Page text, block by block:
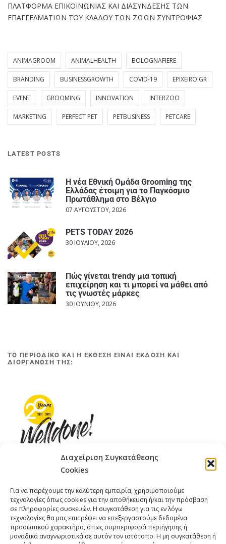
Διαχείριση Συγκατάθεσης
Cookies
Για να παρέχουμε την καλύτερη εμπειρία, χρησιμοποιούμε
τεχνολογίες όπως cookies για την αποθήκευση ή/και την πρόσβαση
σε πληροφορίες συσκευών. Η συγκατάθεση για τις εν λόγω
τεχνολογίες θα μας επιτρέψει να επεξεργαστούμε δεδομένα
προσωπικού χαρακτήρα, όπως συμπεριφορά περιήγησης ή
μοναδικά αναγνωριστικά σε αυτόν τον ιστότοπο. Η μη συγκατάθεση ή
ΠΛΑΤΦΟΡΜΑ ΕΠΙΚΟΙΝΩΝΙΑΣ ΚΑΙ ΔΙΑΣΥΝΔΕΣΗΣ ΤΩΝ
ΕΠΑΓΓΕΛΜΑΤΙΩΝ ΤΟΥ ΚΛΑΔΟΥ ΤΩΝ ΖΩΩΝ ΣΥΝΤΡΟΦΙΑΣ
ANIMAGROOM ANIMALHEALTH BOLOGNAFIERE
BRANDING BUSINESSGROWTH COVID-19 EPIXEIRO.GR
EVENT GROOMING INNOVATION INTERZOO
MARKETING PERFECT PET PETBUSINESS PETCARE
LATEST POSTS
Η νέα Εθνική Ομάδα Grooming της
Ελλάδας έτοιμη για το Παγκόσμιο
Πρωτάθλημα στο Βέλγιο
07 ΑΥΓΟΎΣΤΟΥ, 2026
PETS TODAY 2026
30 ΙΟΥΛΊΟΥ, 2026
Πώς γίνεται trendy μια τοπική
επιχείρηση και τι μπορεί να μάθει από
τις γνωστές μάρκες
30 ΙΟΥΝΊΟΥ, 2026
ΤΟ ΠΕΡΙΟΔΙΚΟ ΚΑΙ Η ΕΚΘΕΣΗ ΕΙΝΑΙ ΕΚΔΟΣΗ ΚΑΙ
ΔΙΟΡΓΑΝΩΣΗ ΤΗΣ:
ΤΗΛΕΦΩΝΟ: +30 211 4021758
ΚΙΝΗΤΟ: +306977 440377
EMAIL : info@welldone.com.gr